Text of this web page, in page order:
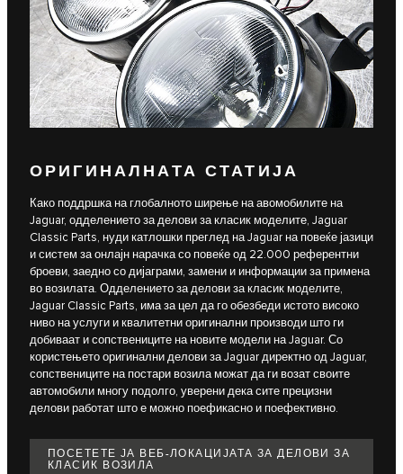
ОРИГИНАЛНАТА СТАТИЈА
Како поддршка на глобалното ширење на авомобилите на
Jaguar, одделението за делови за класик моделите, Jaguar
Classic Parts, нуди катлошки преглед на Jaguar на повеќе јазици
и систем за онлајн нарачка со повеќе од 22.000 референтни
броеви, заедно со дијаграми, замени и информации за примена
во возилата. Одделението за делови за класик моделите,
Jaguar Classic Parts, има за цел да го обезбеди истото високо
ниво на услуги и квалитетни оригинални производи што ги
добиваат и сопствениците на новите модели на Jaguar. Со
користењето оригинални делови за Jaguar директно од Jaguar,
сопствениците на постари возила можат да ги возат своите
автомобили многу подолго, уверени дека сите прецизни
делови работат што е можно поефикасно и поефективно.
ПОСЕТЕТЕ ЈА ВЕБ-ЛОКАЦИЈАТА ЗА ДЕЛОВИ ЗА
КЛАСИК ВОЗИЛА